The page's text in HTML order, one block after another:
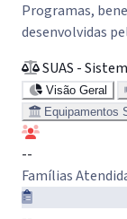
Programas,
desenvolvidas
SUAS -
Visão Geral
Equipamentos
--
Famílias